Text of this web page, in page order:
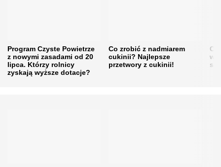
Program Czyste Powietrze
z nowymi zasadami od 20
lipca. Którzy rolnicy
zyskają wyższe dotacje?
Co zrobić z nadmiarem
cukinii? Najlepsze
przetwory z cukinii!
w